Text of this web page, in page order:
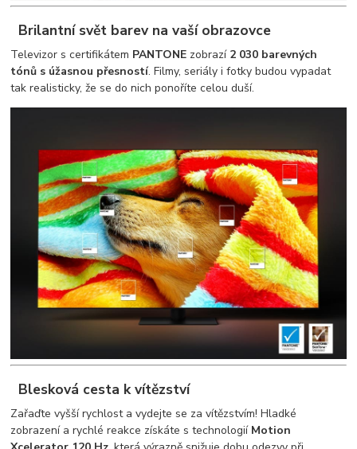
Brilantní svět barev na vaší obrazovce
Televizor s certifikátem PANTONE zobrazí2 030 barevných
tónů s úžasnou přesností. Filmy, seriály i fotky budou vypadat
tak realisticky, že se do nich ponoříte celou duší.
Blesková cesta k vítězství
Zařaďte vyšší rychlost a vydejte se za vítězstvím! Hladké
zobrazení a rychlé reakce získáte s technologií Motion